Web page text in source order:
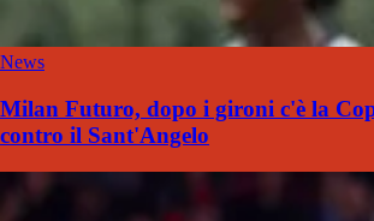
News
Milan Futuro, dopo i gironi c'è la
contro il Sant'Angelo